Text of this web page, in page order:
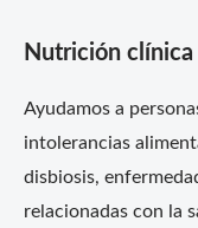
Nutrición
Ayudamos a
intolerancias
disbiosis,
relacionadas con la